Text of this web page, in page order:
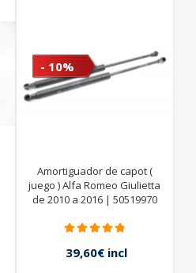
- 10%
Amortiguador de capot (
juego ) Alfa Romeo Giulietta
de 2010 a 2016 | 50519970
39,60€ incl